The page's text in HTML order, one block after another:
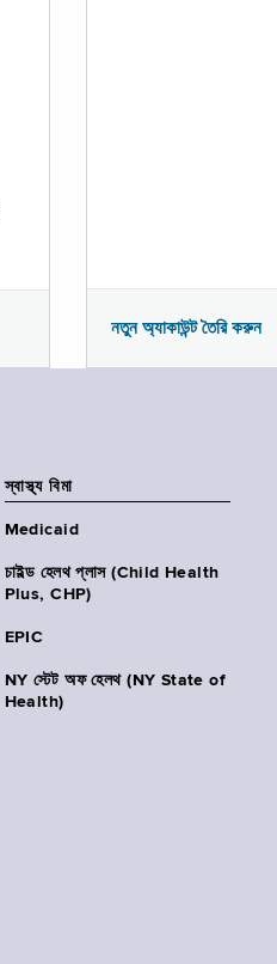
নতুন অ্যাকাউন্ট তৈরি করুন
স্বাস্থ্য বিমা
Medicaid
চাইল্ড হেলথ প্লাস (Child Health
Plus, CHP)
EPIC
NY স্টেট অফ হেলথ (NY State of
Health)